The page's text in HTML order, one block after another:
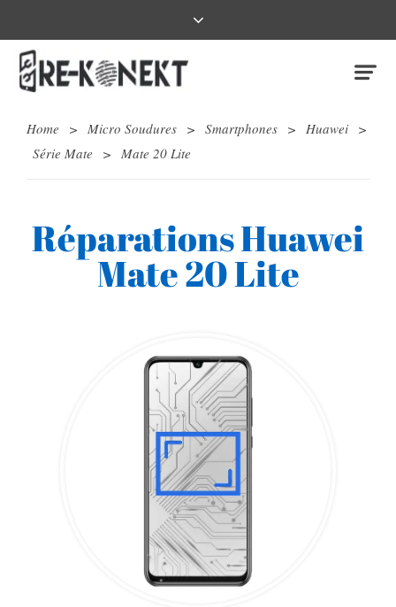
Home > Micro Soudures > Smartphones > Huawei >
Série Mate
> Mate 20 Lite
Réparations Huawei
Mate 20 Lite